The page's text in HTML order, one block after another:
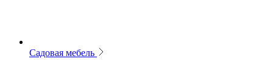
Садовая мебель